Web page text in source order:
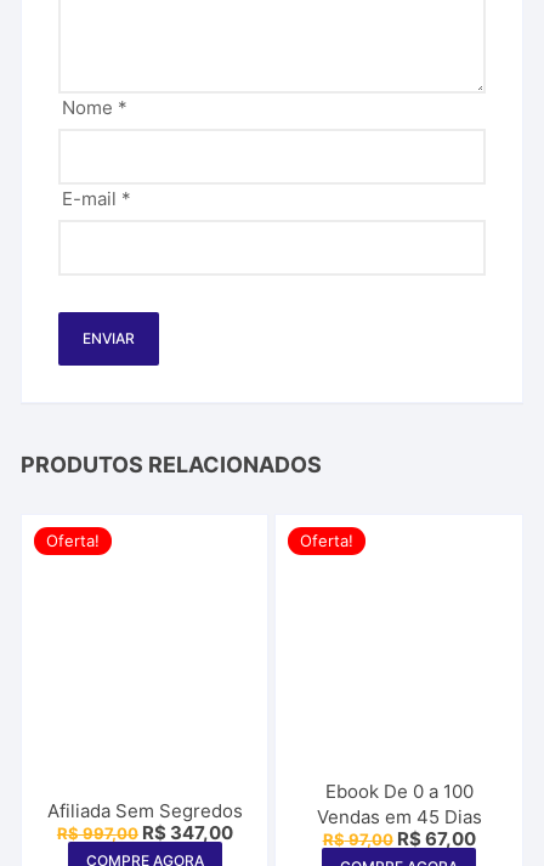
Nome *
E-mail *
PRODUTOS RELACIONADOS
Oferta!
Afiliada Sem Segredos
R$997,00 O
preço
R$347,00O
COMPRE AGORA
Oferta!
Ebook De 0 a 100
Vendas em 45 Dias
R$97,00 O
preço
R$67,00O
preço